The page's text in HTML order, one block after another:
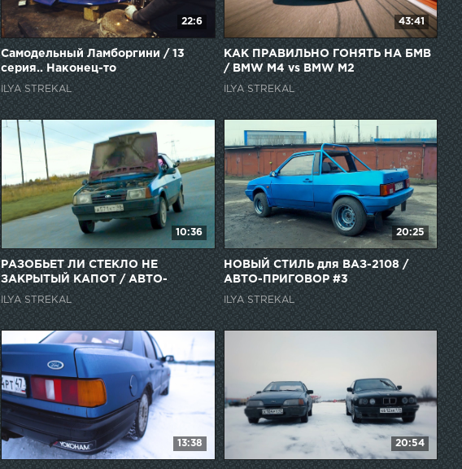
22:6
Самодельный Ламборгини / 13
серия.. Наконец-то
ILYA STREKAL
43:41
КАК ПРАВИЛЬНО ГОНЯТЬ НА БМВ
/ BMW M4 vs BMW M2
ILYA STREKAL
10:36
РАЗОБЬЕТ ЛИ СТЕКЛО НЕ
ЗАКРЫТЫЙ КАПОТ / АВТО-
ПРИГОВОР #2
ILYA STREKAL
20:25
НОВЫЙ СТИЛЬ для ВАЗ-2108 /
АВТО-ПРИГОВОР #3
ILYA STREKAL
13:38 20:54